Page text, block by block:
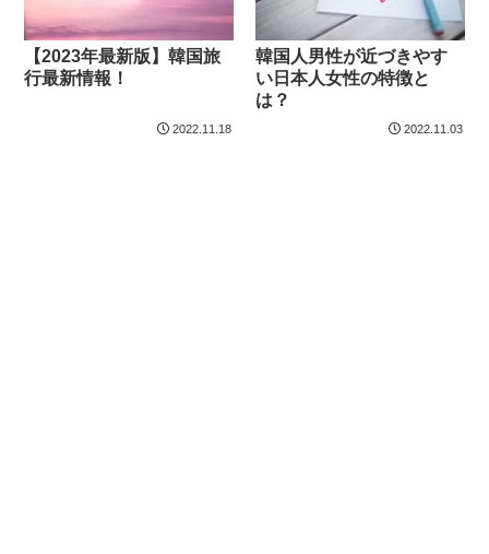
【2023年最新版】韓国旅
行最新情報！
2022.11.18
韓国人男性が近づきやす
い日本人女性の特徴と
は？
2022.11.03